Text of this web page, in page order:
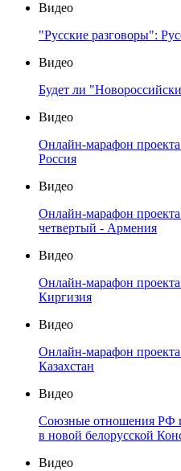
Видео
"Русские разговоры":
Видео
Будет ли
Видео
Онлайн-марафон
Россия
Видео
Онлайн-марафон
четвертый - Армения
Видео
Онлайн-марафон
Киргизия
Видео
Онлайн-марафон
Казахстан
Видео
Союзные отношения РФ
в новой белорусской
Видео